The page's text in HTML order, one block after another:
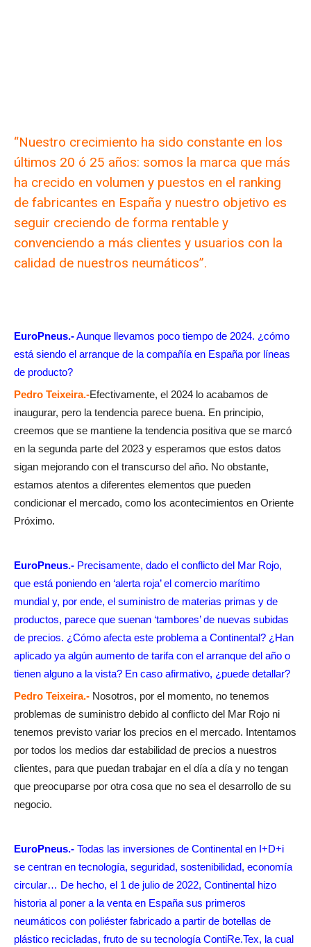
“Nuestro crecimiento ha sido constante en los
últimos 20 ó 25 años: somos la marca que más
ha crecido en volumen y puestos en el ranking
de fabricantes en España y nuestro objetivo es
seguir creciendo de forma rentable y
convenciendo a más clientes y usuarios con la
calidad de nuestros neumáticos”.
EuroPneus.-Aunque llevamos poco tiempo de 2024. ¿cómo
está siendo el arranque de la compañía en España por líneas
de producto?
Pedro Teixeira.-Efectivamente, el 2024 lo acabamos de
inaugurar, pero la tendencia parece buena. En principio,
creemos que se mantiene la tendencia positiva que se marcó
en la segunda parte del 2023 y esperamos que estos datos
sigan mejorando con el transcurso del año. No obstante,
estamos atentos a diferentes elementos que pueden
condicionar el mercado, como los acontecimientos en Oriente
Próximo.
EuroPneus.- Precisamente, dado el conflicto del Mar Rojo,
que está poniendo en ‘alerta roja’ el comercio marítimo
mundial y, por ende, el suministro de materias primas y de
productos, parece que suenan ‘tambores’ de nuevas subidas
de precios. ¿Cómo afecta este problema a Continental? ¿Han
aplicado ya algún aumento de tarifa con el arranque del año o
tienen alguno a la vista? En caso afirmativo, ¿puede detallar?
Pedro Teixeira.- Nosotros, por el momento, no tenemos
problemas de suministro debido al conflicto del Mar Rojo ni
tenemos previsto variar los precios en el mercado. Intentamos
por todos los medios dar estabilidad de precios a nuestros
clientes, para que puedan trabajar en el día a día y no tengan
que preocuparse por otra cosa que no sea el desarrollo de su
negocio.
EuroPneus.- Todas las inversiones de Continental en I+D+i
se centran en tecnología, seguridad, sostenibilidad, economía
circular… De hecho, el 1 de julio de 2022, Continental hizo
historia al poner a la venta en España sus primeros
neumáticos con poliéster fabricado a partir de botellas de
plástico recicladas, fruto de su tecnología ContiRe.Tex, la cual